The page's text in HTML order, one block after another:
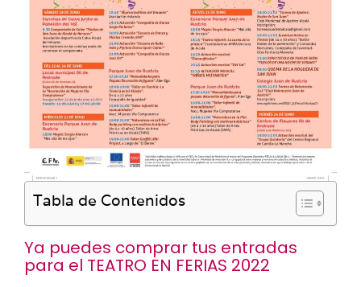
Tabla de Contenidos
Ya puedes comprar tus entradas
para el TEATRO EN FERIAS 2022